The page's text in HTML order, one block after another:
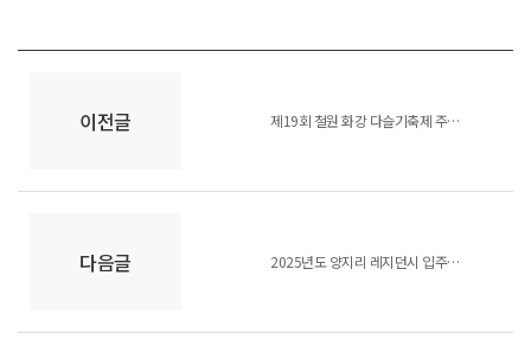
이전글 제19회 철원 화강 다슬기축제 주관대행용역 제안서 평가위원(후보자) 모집공고
다음글 2025년도 양지리 레지던시 입주작가 선정결과 공고